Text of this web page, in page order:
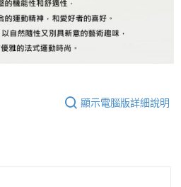
顯示電腦版詳細說明